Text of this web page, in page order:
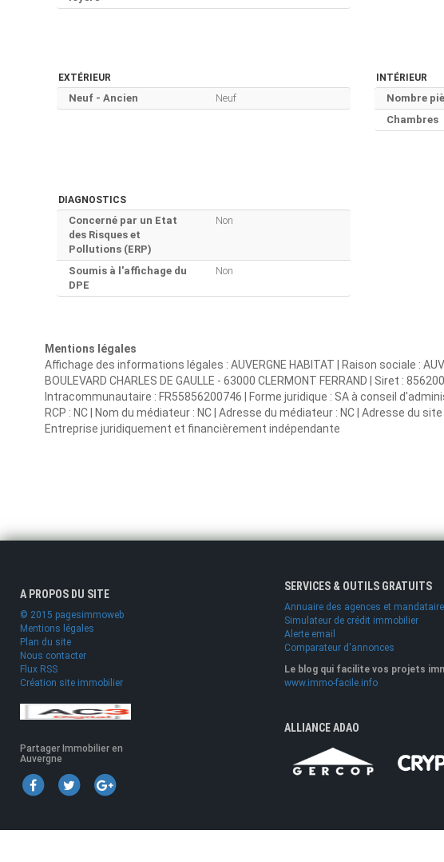
EXTÉRIEUR
Neuf - Ancien Neuf
INTÉRIEUR
Nombre
Chambres
DIAGNOSTICS
Concerné par un Etat
des Risques et
Pollutions (ERP)
Non
Soumis à l'affichage du
DPE
Non
Mentions légales
Affichage des informations légales : AUVERGNE HABITAT | Raison sociale :
BOULEVARD CHARLES DE GAULLE - 63000 CLERMONT FERRAND | Siret :
Intracommunautaire : FR55856200746 | Forme juridique : SA à conseil
RCP : NC | Nom du médiateur : NC | Adresse du médiateur : NC | Adresse du site :
Entreprise juridiquement et financièrement indépendante
A PROPOS DU SITE
© 2015 pagesimmoweb
Mentions légales
Plan du site
Nous contacter
Flux RSS
Création site immobilier
Partager Immobilier en
Auvergne
SERVICES & OUTILS GRATUITS
Annuaire des agences et
Simulateur de crédit immobilier
Alerte email
Comparateur d'annonces
Le blog qui facilite vos projets
www.immo-facile.info
ALLIANCE ADAO